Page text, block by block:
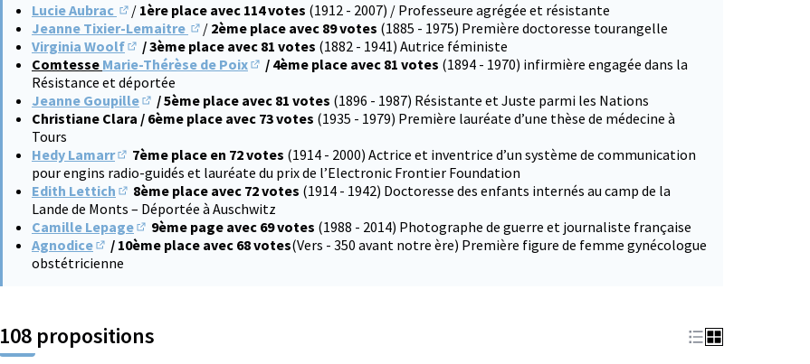
Lucie Aubrac
(S'ouvre dans un nouvel onglet)
/ 1ère place avec 114 votes (1912 - 2007) / Professeure agrégée et résistante
Jeanne Tixier-Lemaitre
(S'ouvre dans un nouvel onglet)
/ 2ème place avec 89 votes (1885 - 1975) Première doctoresse tourangelle
Virginia Woolf
(S'ouvre dans un nouvel onglet)
/ 3ème place avec 81 votes (1882 - 1941) Autrice féministe
Comtesse Marie-Thérèse de Poix
(S'ouvre dans un nouvel onglet)
/ 4ème place avec 81 votes (1894 - 1970) infirmière engagée dans la
Résistance et déportée
Jeanne Goupille
(S'ouvre dans un nouvel onglet)
/ 5ème place avec 81 votes (1896 - 1987) Résistante et Juste parmi les Nations
Christiane Clara / 6ème place avec 73 votes (1935 - 1979) Première lauréate d’une thèse de médecine à
Tours
Hedy Lamarr
(S'ouvre dans un nouvel onglet)
7ème place en 72 votes (1914 - 2000) Actrice et inventrice d’un système de communication
pour engins radio-guidés et lauréate du prix de l’Electronic Frontier Foundation
Edith Lettich
(S'ouvre dans un nouvel onglet)
8ème place avec 72 votes (1914 - 1942) Doctoresse des enfants internés au camp de la
Lande de Monts – Déportée à Auschwitz
Camille Lepage
(S'ouvre dans un nouvel onglet)
9ème page avec 69 votes (1988 - 2014) Photographe de guerre et journaliste française
Agnodice
(S'ouvre dans un nouvel onglet)
/ 10ème place avec 68 votes(Vers - 350 avant notre ère) Première figure de femme gynécologue
obstétricienne
108 propositions